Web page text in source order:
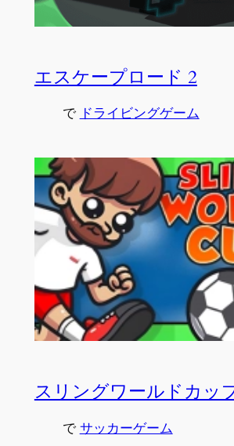
エスケープロード 2
で ドライビングゲーム
スリングワールドカッ
で サッカーゲーム